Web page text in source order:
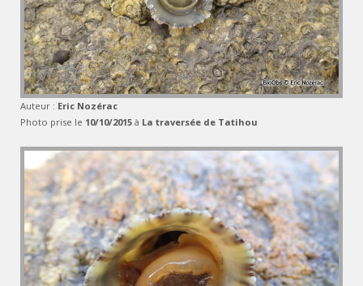
Auteur : Eric Nozérac
Photo prise le 10/10/2015 à La traversée de Tatihou